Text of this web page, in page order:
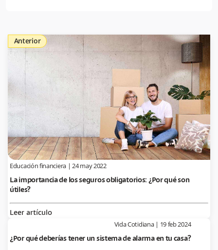
Anterior
Educación financiera |24 may 2022
La importancia de los seguros obligatorios: ¿Por qué son
útiles?
Leer artículo
Vida Cotidiana| 19 feb 2024
¿Por qué deberías tener un sistema de alarma en tu casa?